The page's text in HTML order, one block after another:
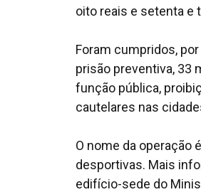
oito reais e setenta e
Foram cumpridos,
prisão preventiva, 33
função pública,
cautelares nas
O nome da operação
desportivas. Mais
edifício-sede do